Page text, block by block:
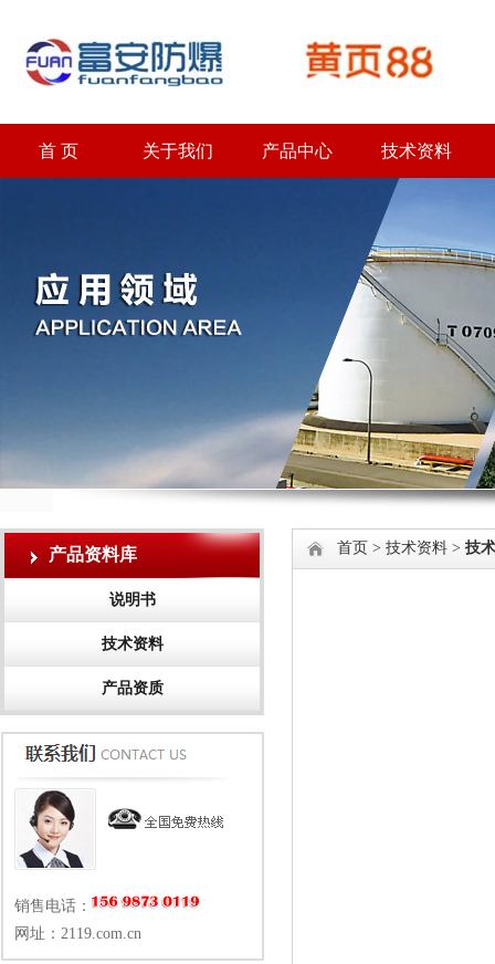
首 页 关于我们 产品中心 技术资料
产品资料库
说明书
技术资料
产品资质
销售电话：
网址：2119.com.cn
首页 > 技术资料 > 技